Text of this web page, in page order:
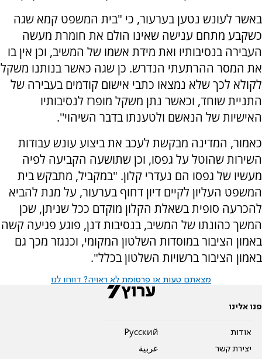
באשר לעונש נטען בערעור, כי "בית המשפט קמא שגה
כשקבע מתחם ענישה שאינו הולם את חומרת מעשה
העבירה בנסיבותיו ואת מידת אשמו של המשיב, וכן אין בו
את המסר ההרתעתי הנדרש. כן שגה כאשר בנותנו משקל
לקולא לכך שלא נמצאו כתבי אישום קודמים בעבירה של
התניית שוחד, וכאשר נתן משקל מופרז לנסיבותיו
האישיות של הנאשם ולטענתו בדבר השיהוי''.
כאמור, המדינה מבקשת לעכב את ביצוע עונש עבודות
השירות שהוטל על גפסו, וכן שתושעה הקביעה לפיה
מעשיו של גפסו הם נעדרי קלון. "במקביל, מתבקש בית
המשפט העליון לקיים דיון דחוף בערעור, על מנת להביא
להכרעה סופית בשאלת הקלון מוקדם ככל שניתן, שכן
המשך כהונתו של המשיב, בנסיבות דנן, פוגע פגיעה קשה
באמון הציבור במוסדות השלטון המקומי, וכנגזר מכך גם
באמון הציבור ברשויות השלטון בכלל".
מצאתם טעות או פרסומת לא ראויה? דווחו לנו
פנו אלינו
אודות
יצירת קשר
Pусский
عربية